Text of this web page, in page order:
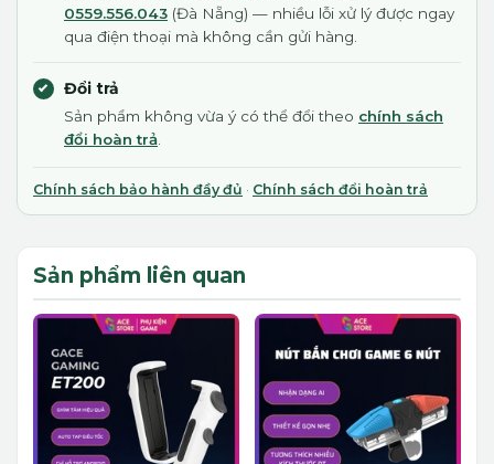
0559.556.043 (Đà Nẵng) — nhiều lỗi xử lý được ngay
qua điện thoại mà không cần gửi hàng.
Đổi trả
Sản phẩm không vừa ý có thể đổi theo chính sách
đổi hoàn trả
Chính sách bảo hành đầy đủ · Chính sách đổi hoàn trả
Sản phẩm liên quan